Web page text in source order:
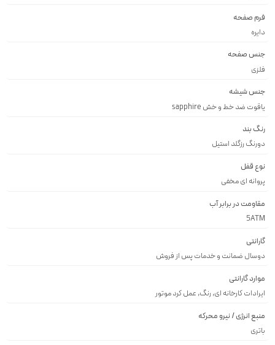
فرم صفحه
دايره
جنس صفحه
فلزى
جنس شیشه
ياقوت ضد خط و خش sapphire
رنگ بند
دورنگ رزگلد استيل
نوع قفل
پروانه اى مخفى
مقاومت در برابر آب
5ATM
گارانتی
دوسال ضمانت و خدمات پس از فروش
موارد گارانتی
ایرادات کارخانه ای, رنگ, عمل کرد موتور
منبع انرژی / نیرو محرکه
باتری